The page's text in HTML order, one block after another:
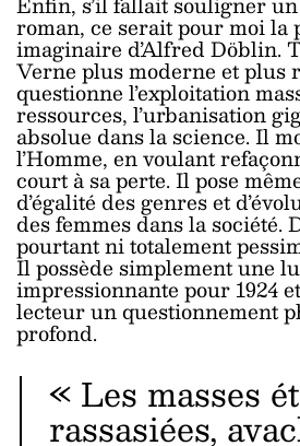
roman, ce serait pour moi la
imaginaire d’Alfred Döblin.
Verne plus moderne et plus
questionne l’exploitation
ressources, l’urbanisation
absolue dans la science. Il
l’Homme, en voulant
court à sa perte. Il pose
d’égalité des genres et
des femmes dans la société.
pourtant ni totalement
Il possède simplement une
impressionnante pour 1924
lecteur un questionnement
profond.
« Les masses
rassasiées,